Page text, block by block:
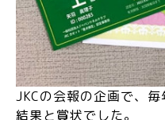
JKCの会報の企画で、
結果と賞状でした。